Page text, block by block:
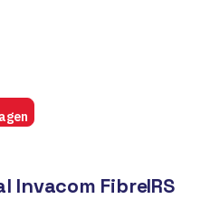
Invacom FibreIRS